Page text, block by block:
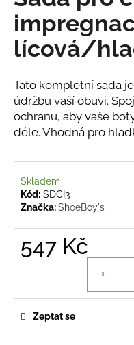
0,0
5
hvězdiček.
lícová/
Tato kompletní sada
údržbu vaší obuvi.
ochranu, aby vaše
déle. Vhodná pro
Skladem
Kód: SDCI3
Značka:ShoeBoy's
547 Kč
Zeptat se
a
j
í
?
HLEDAT
o
p
u